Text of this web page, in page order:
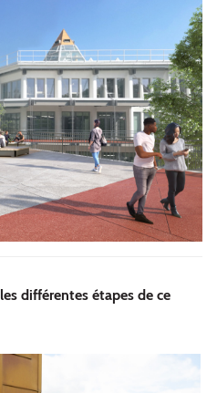
différentes étapes de ce